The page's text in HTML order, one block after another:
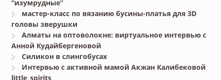
“изумрудные”
мастер-класс по вязанию бусины-платья для 3D
головы зверушки
Алматы на оптоволокне: виртуальное интервью с
Анной Кудайбергеновой
Силикон в слингобусах
Интервью с активной мамой Акжан Калибековой
little_spirits